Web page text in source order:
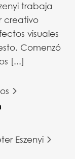
trabaja
creativo
visuales
Comenzó
[...]
Eszenyi